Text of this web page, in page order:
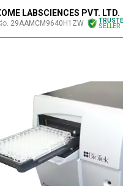
LABSCIENCES PVT. LTD.
29AAMCM9640H1ZW
SELLER